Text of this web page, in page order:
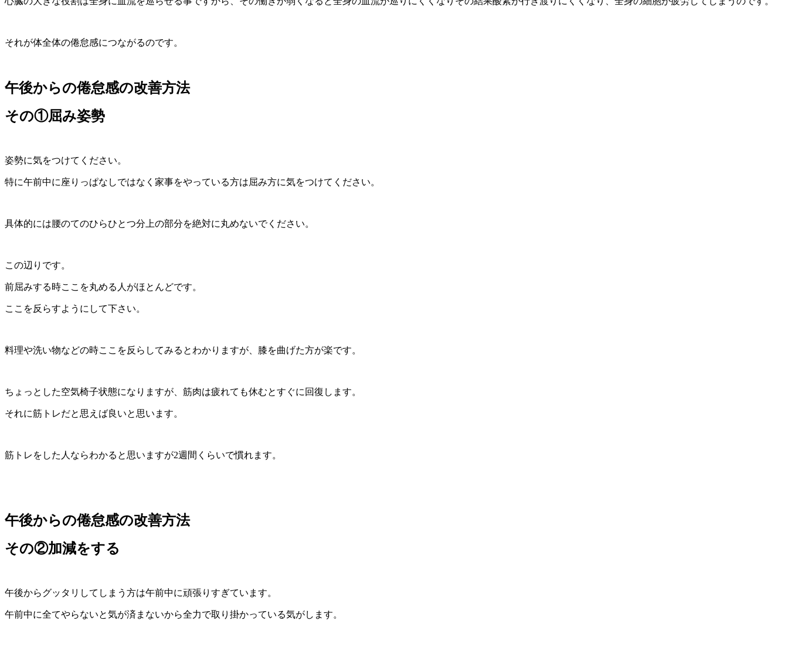
それが体全体の倦怠感につながるのです。
午後からの倦怠感の改善方法
その①屈み姿勢
姿勢に気をつけてください。
特に午前中に座りっぱなしではなく家事をやっている方は屈み方に気をつけてください。
具体的には腰のてのひらひとつ分上の部分を絶対に丸めないでください。
この辺りです。
前屈みする時ここを丸める人がほとんどです。
ここを反らすようにして下さい。
料理や洗い物などの時ここを反らしてみるとわかりますが、膝を曲げた方が楽です。
ちょっとした空気椅子状態になりますが、筋肉は疲れても休むとすぐに回復します。
それに筋トレだと思えば良いと思います。
筋トレをした人ならわかると思いますが2週間くらいで慣れます。
午後からの倦怠感の改善方法
その②加減をする
午後からグッタリしてしまう方は午前中に頑張りすぎています。
午前中に全てやらないと気が済まないから全力で取り掛かっている気がします。